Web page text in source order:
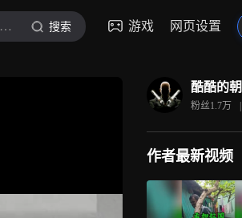
酷酷的朝 搜索 游戏 网页设置
酷酷的朝
粉丝1.7万 |
作者最新视频